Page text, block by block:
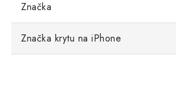
Značka
Značka krytu na iPhone